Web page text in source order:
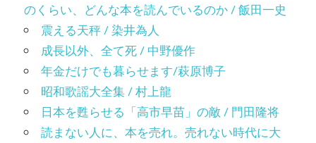
のくらい、どんな本を読んでいるのか / 飯田一史
震える天秤 / 染井為人
成長以外、全て死 / 中野優作
年金だけでも暮らせます/萩原博子
昭和歌謡大全集 / 村上龍
日本を甦らせる「高市早苗」の敵 / 門田隆将
読まない人に、本を売れ。売れない時代に大